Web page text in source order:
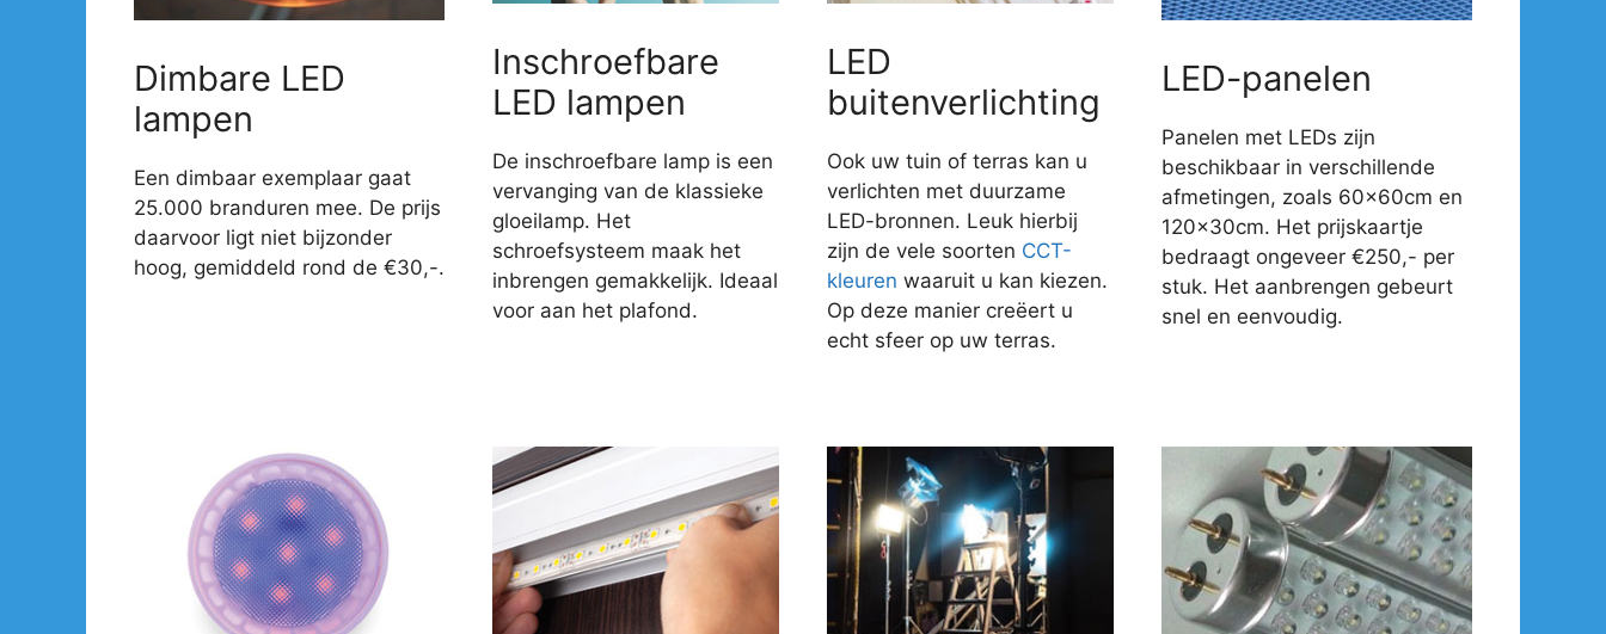
Dimbare LED
lampen
Een dimbaar exemplaar gaat
25.000 branduren mee. De prijs
daarvoor ligt niet bijzonder
hoog, gemiddeld rond de €30,-.
Inschroefbare
LED lampen
De inschroefbare lamp is een
vervanging van de klassieke
gloeilamp. Het
schroefsysteem maak het
inbrengen gemakkelijk. Ideaal
voor aan het plafond.
LED
buitenverlichting
Ook uw tuin of terras kan u
verlichten met duurzame
LED-bronnen. Leuk hierbij
zijn de vele soorten CCT-
kleuren waaruit u kan kiezen.
Op deze manier creëert u
echt sfeer op uw terras.
LED-panelen
Panelen met LEDs zijn
beschikbaar in verschillende
afmetingen, zoals 60x60cm en
120x30cm. Het prijskaartje
bedraagt ongeveer €250,- per
stuk. Het aanbrengen gebeurt
snel en eenvoudig.